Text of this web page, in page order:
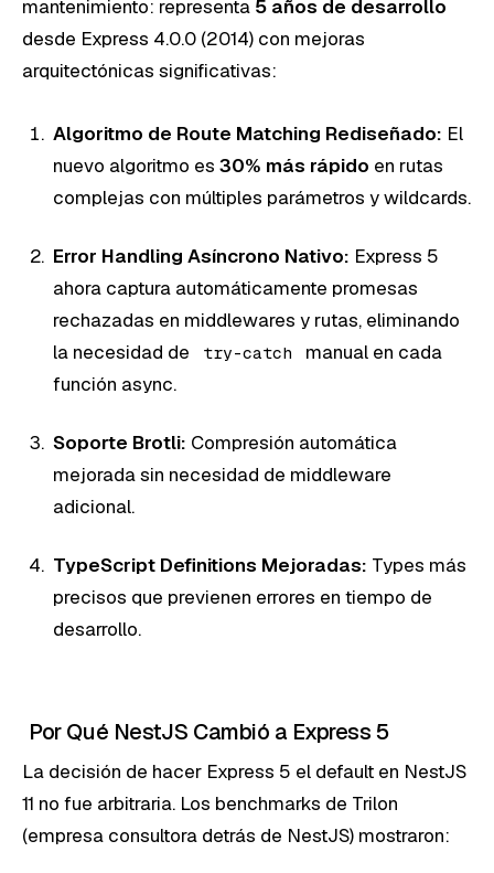
mantenimiento: representa 5 años de desarrollo
desde Express 4.0.0 (2014) con mejoras
arquitectónicas significativas:
Algoritmo de Route Matching Rediseñado: El
nuevo algoritmo es 30% más rápido en rutas
complejas con múltiples parámetros y wildcards.
Error Handling Asíncrono Nativo: Express 5
ahora captura automáticamente promesas
rechazadas en middlewares y rutas, eliminando
la necesidad de
try-catch
manual en cada
función async.
Soporte Brotli: Compresión automática
mejorada sin necesidad de middleware
adicional.
TypeScript Definitions Mejoradas: Types más
precisos que previenen errores en tiempo de
desarrollo.
Por Qué NestJS Cambió a Express 5
La decisión de hacer Express 5 el default en NestJS
11 no fue arbitraria. Los benchmarks de Trilon
(empresa consultora detrás de NestJS) mostraron: